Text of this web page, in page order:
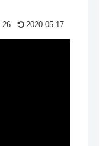
2020.05.17